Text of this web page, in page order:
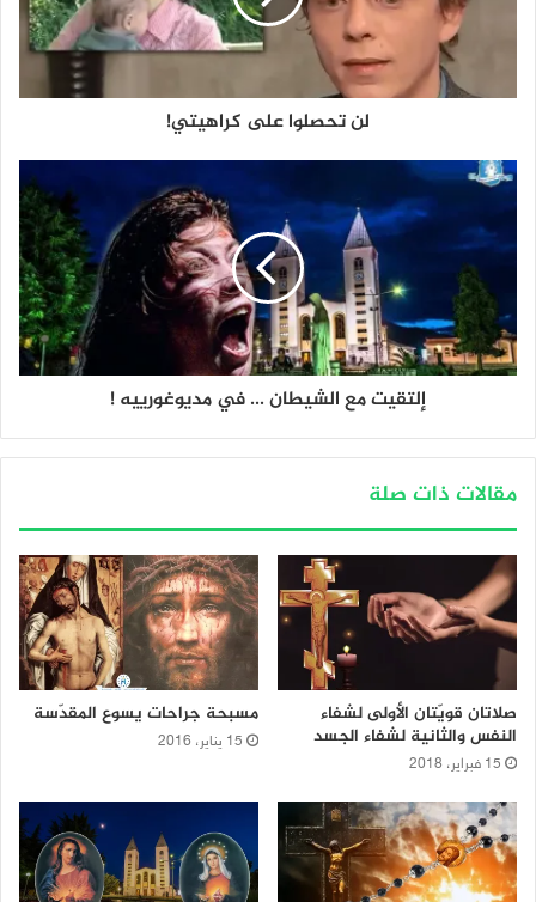
لن تحصلوا على كراهيتي!
إلتقيت مع الشيطان ... في مديوغورييه !
مقالات ذات صلة
صلاتان قويّتان الأولى لشفاء
النفس والثانية لشفاء الجسد
15 فبراير، 2018
مسبحة جراحات يسوع المقدّسة
15 يناير، 2016